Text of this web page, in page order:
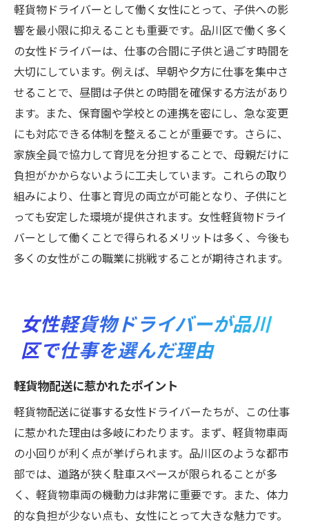
軽貨物ドライバーとして働く女性にとって、子供への影
響を最小限に抑えることも重要です。品川区で働く多く
の女性ドライバーは、仕事の合間に子供と過ごす時間を
大切にしています。例えば、早朝や夕方に仕事を集中さ
せることで、昼間は子供との時間を確保する方法があり
ます。また、保育園や学校との連携を密にし、急な変更
にも対応できる体制を整えることが重要です。さらに、
家族全員で協力して育児を分担することで、母親だけに
負担がかからないように工夫しています。これらの取り
組みにより、仕事と育児の両立が可能となり、子供にと
っても安定した環境が提供されます。女性軽貨物ドライ
バーとして働くことで得られるメリットは多く、今後も
多くの女性がこの職業に挑戦することが期待されます。
女性軽貨物ドライバーが品川
区で仕事を選んだ理由
軽貨物配送に惹かれたポイント
軽貨物配送に従事する女性ドライバーたちが、この仕事
に惹かれた理由は多岐にわたります。まず、軽貨物車両
の小回りが利く点が挙げられます。品川区のような都市
部では、道路が狭く駐車スペースが限られることが多
く、軽貨物車両の機動力は非常に重要です。また、体力
的な負担が少ない点も、女性にとって大きな魅力です。